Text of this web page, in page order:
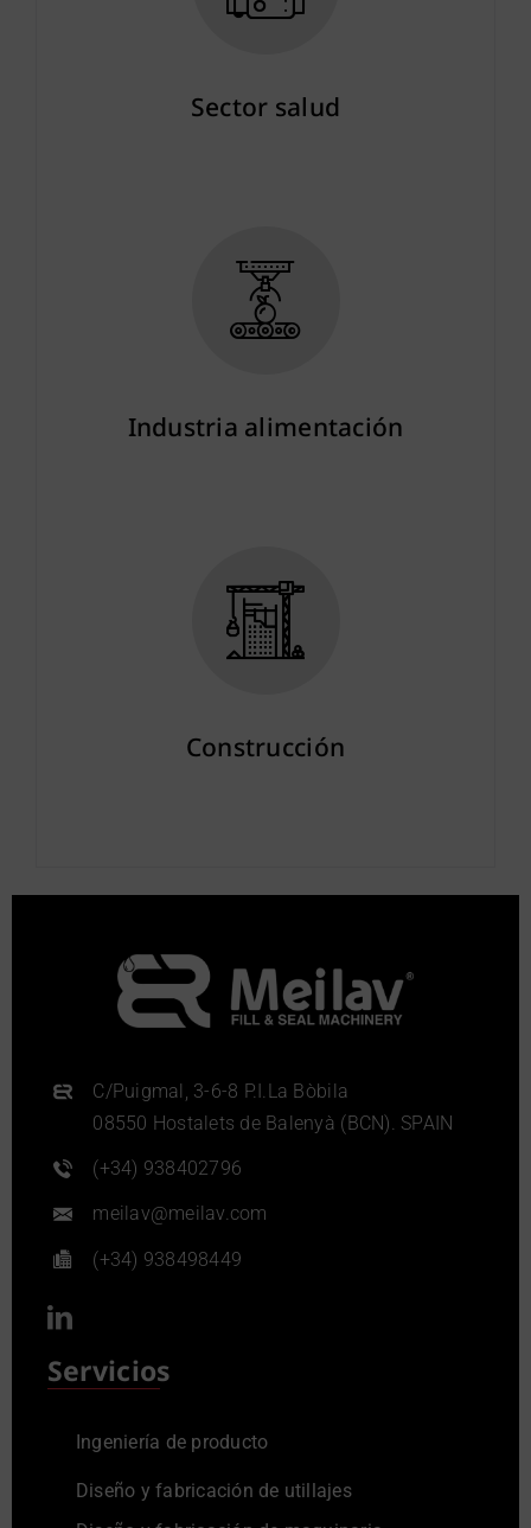
Sector salud
Industria alimentación
Construcción
C/Puigmal, 3-6-8 P.I.La Bòbila
08550 Hostalets de Balenyà (BCN). SPAIN
(+34) 938402796
meilav@meilav.com
(+34) 938498449
Servicios
Ingeniería de producto
Diseño y fabricación de utillajes